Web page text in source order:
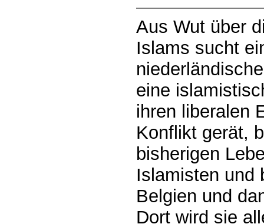
Aus Wut über
Islams sucht
eine
ihren liberalen
Konflikt gerät,
bisherigen
Islamisten und
Belgien und
Dort wird sie